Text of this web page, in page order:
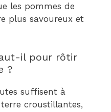
les pommes de
plus savoureux et
il pour rôtir
?
suffisent à
croustillantes,